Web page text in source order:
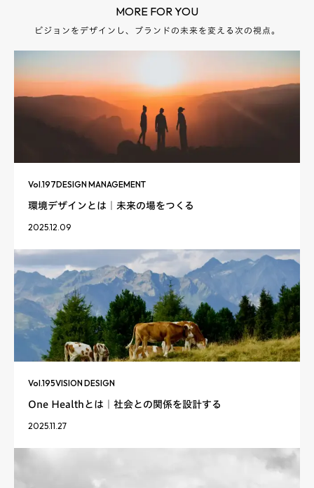
MORE FOR YOU
ビジョンをデザインし、ブランドの未来を変える次の視点。
Vol.197DESIGN MANAGEMENT
環境デザインとは｜未来の場をつくる
2025.12.09
Vol.195VISION DESIGN
One Healthとは｜社会との関係を設計する
2025.11.27